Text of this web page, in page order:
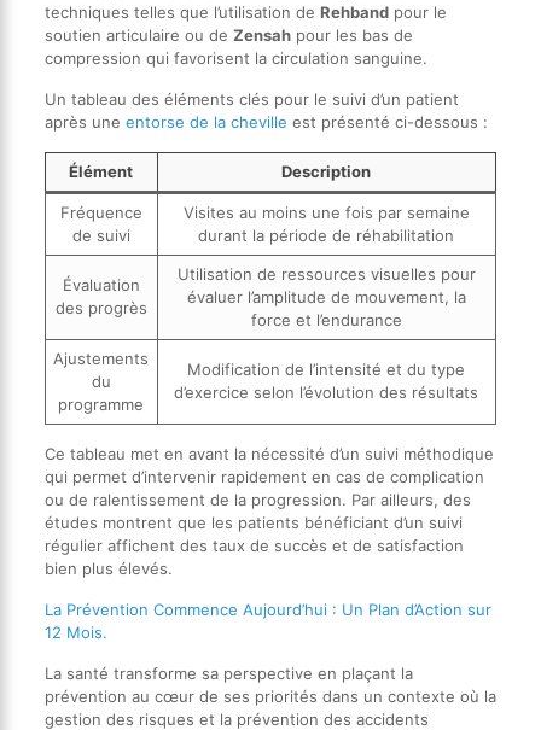
techniques telles que l’utilisation de Rehbandpour le
soutien articulaire ou de Zensahpour les bas de
compression qui favorisent la circulation sanguine.
Un tableau des éléments clés pour le suivi d’un patient
après une entorse de la cheville est présenté ci-dessous :
Élément Description
Fréquence
de suivi
Visites au moins une fois par semaine
durant la période de réhabilitation
Évaluation
des progrès
Utilisation de ressources visuelles pour
évaluer l’amplitude de mouvement, la
force et l’endurance
Ajustements
du
programme
Modification de l’intensité et du type
d’exercice selon l’évolution des résultats
Ce tableau met en avant la nécessité d’un suivi méthodique
qui permet d’intervenir rapidement en cas de complication
ou de ralentissement de la progression. Par ailleurs, des
études montrent que les patients bénéficiant d’un suivi
régulier affichent des taux de succès et de satisfaction
bien plus élevés.
La Prévention Commence Aujourd’hui : Un Plan d’Action sur
12 Mois.
La santé transforme sa perspective en plaçant la
prévention au cœur de ses priorités dans un contexte où la
gestion des risques et la prévention des accidents